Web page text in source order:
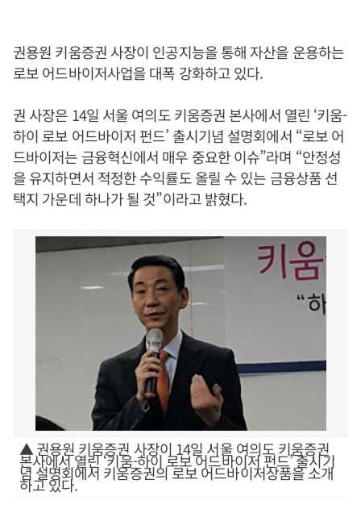
권용원 키움증권 사장이 인공지능을 통해 자산을 운용하는
로보 어드바이저사업을 대폭 강화하고 있다.
권 사장은 14일 서울 여의도 키움증권 본사에서 열린 ‘키움-
하이 로보 어드바이저 펀드’ 출시기념 설명회에서 “로보 어
드바이저는 금융혁신에서 매우 중요한 이슈”라며 “안정성
을 유지하면서 적정한 수익률도 올릴 수 있는 금융상품 선
택지 가운데 하나가 될 것”이라고 밝혔다.
▲ 권용원 키움증권 사장이 14일 서울 여의도 키움증권
본사에서 열린 ‘키움-하이 로보 어드바이저 펀드’ 출시기
념 설명회에서 키움증권의 로보 어드바이저상품을 소개
하고 있다.